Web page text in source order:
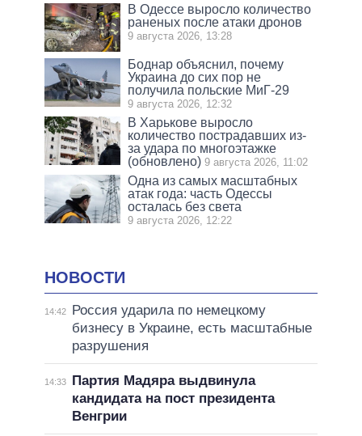
В Одессе выросло количество
раненых после атаки дронов
9 августа 2026, 13:28
Боднар объяснил, почему
Украина до сих пор не
получила польские МиГ-29
9 августа 2026, 12:32
В Харькове выросло
количество пострадавших из-
за удара по многоэтажке
(обновлено) 9 августа 2026, 11:02
Одна из самых масштабных
атак года: часть Одессы
осталась без света
9 августа 2026, 12:22
НОВОСТИ
14:42
Россия ударила по немецкому
бизнесу в Украине, есть масштабные
разрушения
14:33
Партия Мадяра выдвинула
кандидата на пост президента
Венгрии